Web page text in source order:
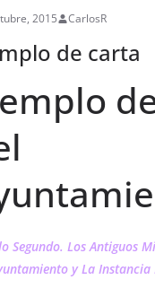
2015 CarlosR
de carta
Segundo. Los Antiguos
y La Instancia